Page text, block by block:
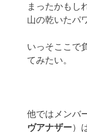
まったかもし
山の乾いたパ
いっそここで
てみたい。
他ではメンバ
ヴアナザー）